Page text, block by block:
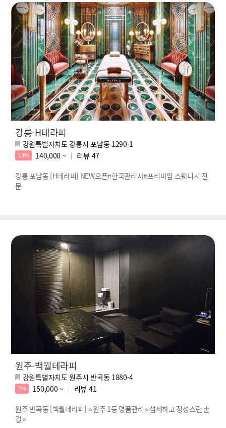
강릉-H테라피
강원특별자치도 강릉시 포남동 1290-1
13% 140,000 ~ 리뷰 47
강릉 포남동 [H테라피] NEW오픈#한국관리사#프리미엄 스웨디시 전
문
원주-백월테라피
강원특별자치도 원주시 반곡동 1880-4
7% 150,000 ~ 리뷰 41
원주 반곡동 [백월테라피] ⭐원주 1등 명품관리⭐섬세하고 정성스런 손
길⭐